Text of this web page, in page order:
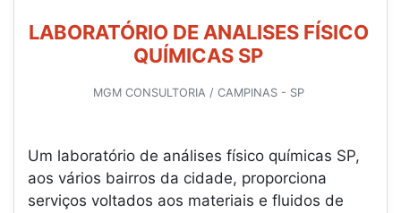
LABORATÓRIO DE ANALISES FÍSICO
QUÍMICAS SP
MGM CONSULTORIA / CAMPINAS - SP
Um laboratório de análises físico químicas SP,
aos vários bairros da cidade, proporciona
serviços voltados aos materiais e fluidos de